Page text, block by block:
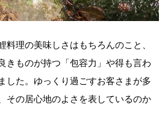
料理の美味しさはもちろんのこと、
きものが持つ「包容力」や得も言わ
した。ゆっくり過ごすお客さまが多
その居心地のよさを表しているのか